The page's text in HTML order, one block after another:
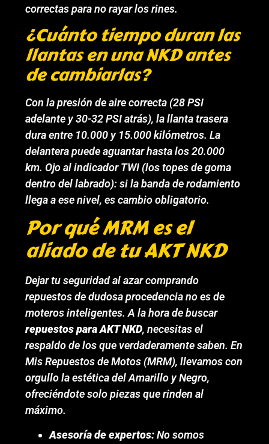
correctas para no rayar los rines.
¿Cuánto tiempo duran las
llantas en una NKD antes
de cambiarlas?
Con la presión de aire correcta (28 PSI
adelante y 30-32 PSI atrás), la llanta trasera
dura entre 10.000 y 15.000 kilómetros. La
delantera puede aguantar hasta los 20.000
km. Ojo al indicador TWI (los topes de goma
dentro del labrado): si la banda de rodamiento
llega a ese nivel, es cambio obligatorio.
Por qué MRM es el
aliado de tu AKT NKD
Dejar tu seguridad al azar comprando
repuestos de dudosa procedencia no es de
moteros inteligentes. A la hora de buscar
repuestos para AKT NKD, necesitas el
respaldo de los que verdaderamente saben. En
Mis Repuestos de Motos (MRM), llevamos con
orgullo la estética del Amarillo y Negro,
ofreciéndote solo piezas que rinden al
máximo.
Asesoría de expertos:No somos